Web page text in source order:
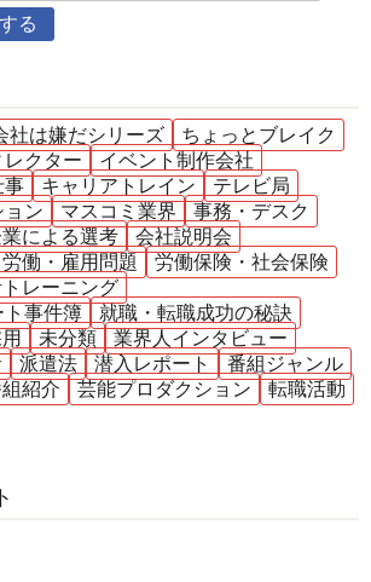
社は嫌だシリーズ
ちょっとブレイク
クター
イベント制作会社
事
キャリアトレイン
テレビ局
ョン
マスコミ業界
事務・デスク
による選考
会社説明会
労働・雇用問題
労働保険・社会保険
レーニング
ト事件簿
就職・転職成功の秘訣
未分類
業界人インタビュー
派遣法 潜入レポート
番組ジャンル
紹介 芸能プロダクション
転職活動